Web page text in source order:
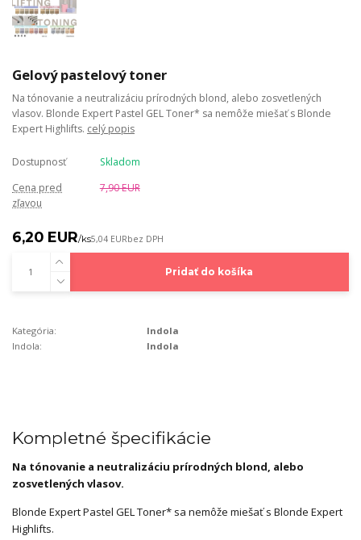
Gelový pastelový toner
Na tónovanie a neutralizáciu prírodných blond, alebo zosvetlených
vlasov. Blonde Expert Pastel GEL Toner* sa nemôže miešať s Blonde
Expert Highlifts. celý popis
Dostupnosť
Skladom
Cena pred
zľavou
7,90 EUR
6,20 EUR/ks5,04 EURbez DPH
Pridať do košíka
Kategória:
Indola
Indola:
Indola
Kompletné špecifikácie
Na tónovanie a neutralizáciu prírodných blond, alebo
zosvetlených vlasov.
Blonde Expert Pastel GEL Toner* sa nemôže miešať s Blonde Expert
Highlifts.